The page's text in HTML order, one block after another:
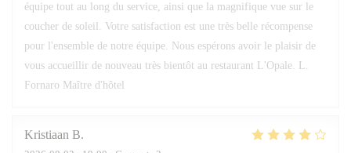
équipe tout au long du service, ainsi que la magnifique vue sur le
coucher de soleil. Votre satisfaction est une très belle récompense
pour l'ensemble de notre équipe. Nous espérons avoir le plaisir de
vous accueillir de nouveau très bientôt au restaurant L'Opale. L.
Fornaro Maître d'hôtel
Kristiaan B